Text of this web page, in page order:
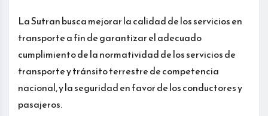
La Sutran busca mejorar la calidad de los servicios en
transporte a fin de garantizar el adecuado
cumplimiento de la normatividad de los servicios de
transporte y tránsito terrestre de competencia
nacional, y la seguridad en favor de los conductores y
pasajeros.